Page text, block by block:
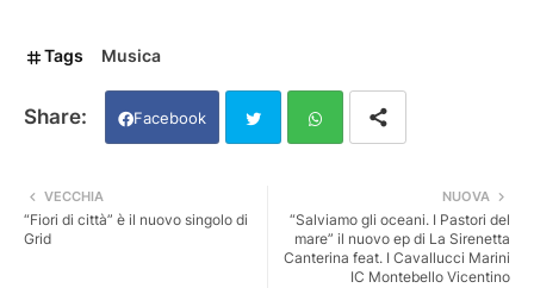
Tags Musica
Facebook
tter ats
NUOVA
“Salviamo gli oceani. I Pastori del
mare” il nuovo ep di La Sirenetta
Canterina feat. I Cavallucci Marini
IC Montebello Vicentino
VECCHIA
“Fiori di città” è il nuovo singolo di
Grid